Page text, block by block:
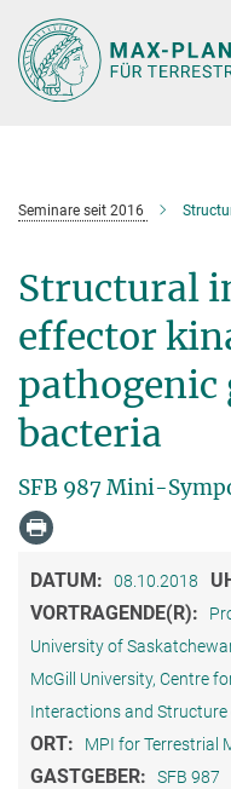
Hauptinhalt
Seminare seit 2016 Structural
Structural
effector
bacteria
SFB 987 Mini-
DATUM: 08.10.2018
VORTRAGENDE(R):
University of
McGill University, Centre
Interactions and
ORT: MPI for Terrestrial
GASTGEBER: SFB 987